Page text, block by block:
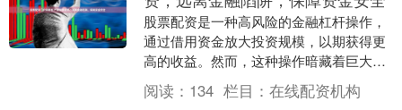
股票配资是一种高风险的金融杠杆操作，
通过借用资金放大投资规模，以期获得更
高的收益。然而，这种操作暗藏着巨大的
风险，一旦市场出现波动股票配资门户有
哪些，投资者可能....
阅读： 134 栏目： 在线配资机构